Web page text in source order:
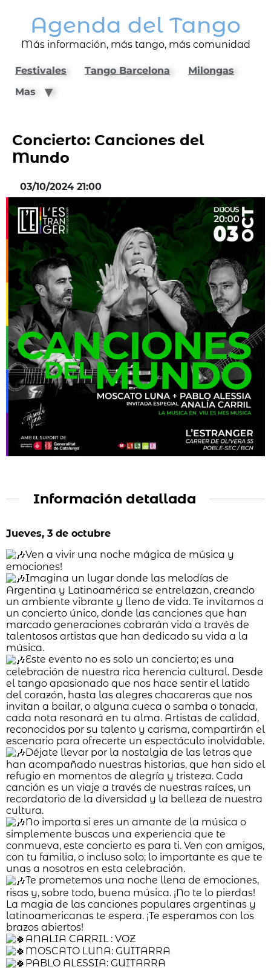
Agenda del Tango
Más información, más tango, más comunidad
Festivales Tango Barcelona
Milongas
Mas
Concierto: Canciones del
Mundo
03/10/2024 21:00
Información detallada
Jueves, 3 de octubre
Ven a vivir una noche mágica de música y
emociones!
Imagina un lugar donde las melodías de
Argentina y Latinoamérica se entrelazan, creando
un ambiente vibrante y lleno de vida. Te invitamos a
un concierto único, donde las canciones que han
marcado generaciones cobrarán vida a través de
talentosos artistas que han dedicado su vida a la
música.
Este evento no es solo un concierto; es una
celebración de nuestra rica herencia cultural. Desde
el tango apasionado que nos hace sentir el latido
del corazón, hasta las alegres chacareras que nos
invitan a bailar, o alguna cueca o samba o tonada,
cada nota resonará en tu alma. Artistas de calidad,
reconocidos por su talento y carisma, compartirán el
escenario para ofrecerte un espectáculo inolvidable.
Déjate llevar por la nostalgia de las letras que
han acompañado nuestras historias, que han sido el
refugio en momentos de alegría y tristeza. Cada
canción es un viaje a través de nuestras raíces, un
recordatorio de la diversidad y la belleza de nuestra
cultura.
No importa si eres un amante de la música o
simplemente buscas una experiencia que te
conmueva, este concierto es para ti. Ven con amigos,
con tu familia, o incluso solo; lo importante es que te
unas a nosotros en esta celebración.
Te prometemos una noche llena de emociones,
risas y, sobre todo, buena música. ¡No te lo pierdas!
La magia de las canciones populares argentinas y
latinoamericanas te espera. ¡Te esperamos con los
brazos abiertos!
ANALIA CARRIL : VOZ
MOSCATO LUNA: GUITARRA
PABLO ALESSIA: GUITARRA